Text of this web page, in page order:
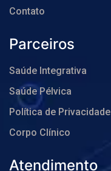
Contato
Parceiros
Saúde Integrativa
Saúde Pélvica
Política de Privacidade
Corpo Clínico
Atendimento